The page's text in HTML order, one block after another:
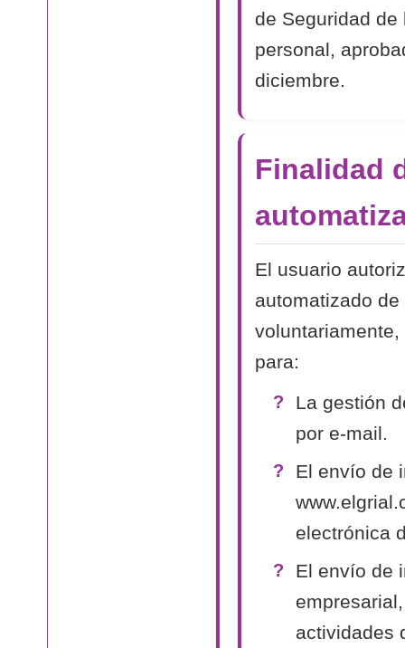
de Seguridad
personal,
diciembre.
Finalidad
El usuario
automatizado
para:
La gestión
por e-mail.
El envío de
electrónica
El envío de
actividades